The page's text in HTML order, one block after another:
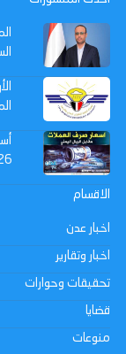
الاقسام
اخبار عدن
اخبار وتقارير
تحقيقات وحوارات
قضايا
منوعات